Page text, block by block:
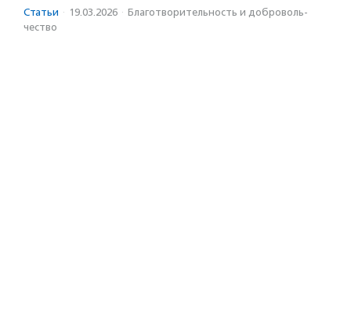
Статьи · 19.03.2026 · Благотвори­тель­ность и доброволь­
чест­во